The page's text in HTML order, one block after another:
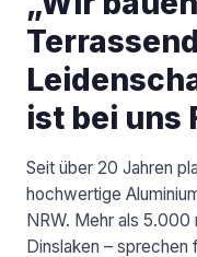
ist bei uns
Seit über 20 Jahren
hochwertige
NRW. Mehr als 5.000
Dinslaken – sprechen